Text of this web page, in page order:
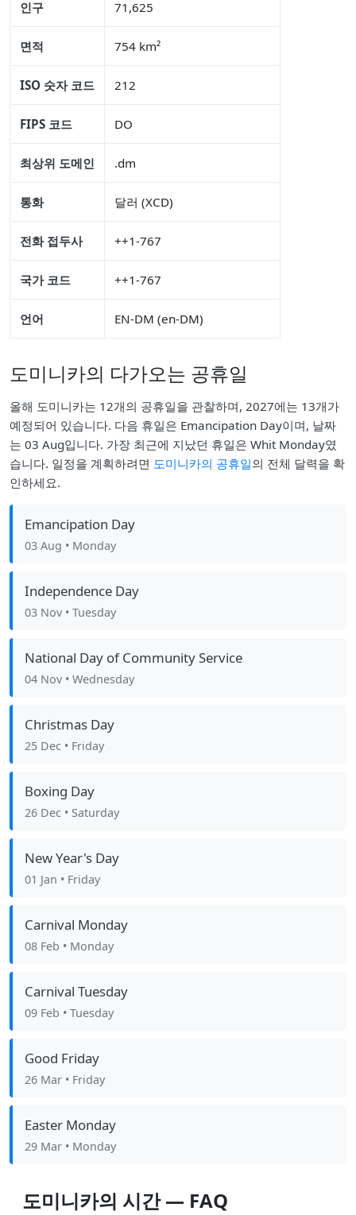
인구 71,625
면적 754 km²
ISO 숫자 코드 212
FIPS 코드 DO
최상위 도메인 .dm
통화 달러 (XCD)
전화 접두사 ++1-767
국가 코드 ++1-767
언어 EN-DM (en-DM)
도미니카의 다가오는 공휴일
올해 도미니카는 12개의 공휴일을 관찰하며, 2027에는 13개가
예정되어 있습니다. 다음 휴일은 Emancipation Day이며, 날짜
는 03 Aug입니다. 가장 최근에 지났던 휴일은 Whit Monday였
습니다. 일정을 계획하려면 도미니카의 공휴일의 전체 달력을 확
인하세요.
Emancipation Day
03 Aug • Monday
Independence Day
03 Nov • Tuesday
National Day of Community Service
04 Nov • Wednesday
Christmas Day
25 Dec • Friday
Boxing Day
26 Dec • Saturday
New Year's Day
01 Jan • Friday
Carnival Monday
08 Feb • Monday
Carnival Tuesday
09 Feb • Tuesday
Good Friday
26 Mar • Friday
Easter Monday
29 Mar • Monday
도미니카의 시간 — FAQ